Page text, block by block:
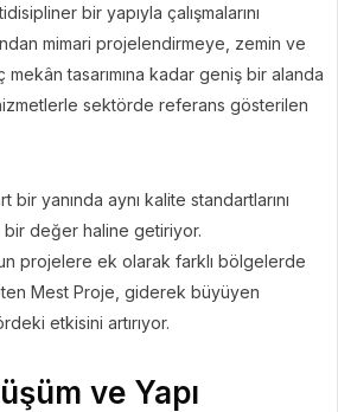
bir yapıyla çalışmalarını
mimari projelendirmeye, zemin ve
mekân tasarımına kadar geniş bir alanda
sektörde referans gösterilen
bir yanında aynı kalite standartlarını
bir değer haline getiriyor.
projelere ek olarak farklı bölgelerde
Mest Proje, giderek büyüyen
etkisini artırıyor.
ve Yapı